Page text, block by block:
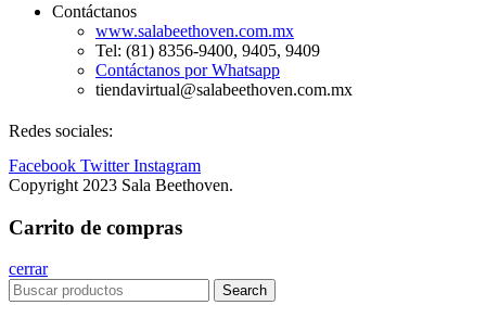
Contáctanos
www.salabeethoven.com.mx
Tel: (81) 8356-9400, 9405, 9409
Contáctanos por Whatsapp
tiendavirtual@salabeethoven.com.mx
Redes sociales:
Facebook Twitter Instagram
Copyright 2023 Sala Beethoven.
Carrito de compras
cerrar
Search